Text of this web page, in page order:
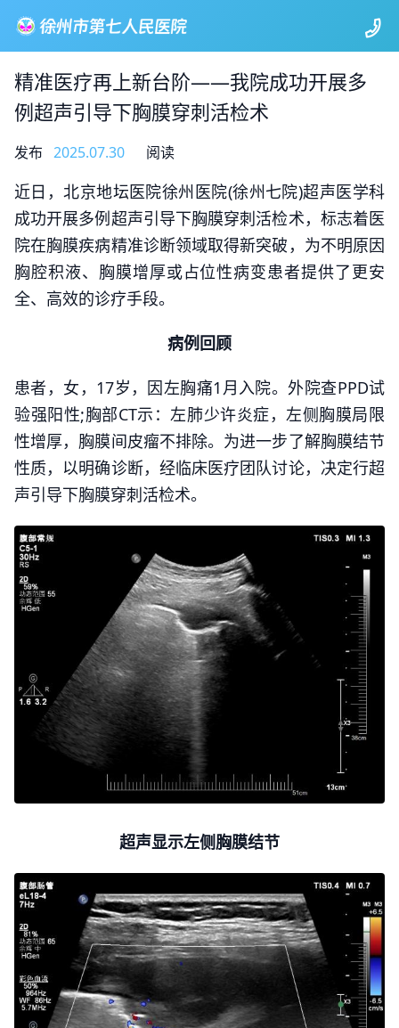
精准医疗再上新台阶——我院成功开展多
例超声引导下胸膜穿刺活检术
发布 2025.07.30 阅读
近日，北京地坛医院徐州医院(徐州七院)超声医学科
成功开展多例超声引导下胸膜穿刺活检术，标志着医
院在胸膜疾病精准诊断领域取得新突破，为不明原因
胸腔积液、胸膜增厚或占位性病变患者提供了更安
全、高效的诊疗手段。
病例回顾
患者，女，17岁，因左胸痛1月入院。外院查PPD试
验强阳性;胸部CT示：左肺少许炎症，左侧胸膜局限
性增厚，胸膜间皮瘤不排除。为进一步了解胸膜结节
性质，以明确诊断，经临床医疗团队讨论，决定行超
声引导下胸膜穿刺活检术。
超声显示左侧胸膜结节